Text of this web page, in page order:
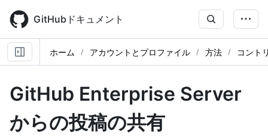
main
content
GitHubドキュメント
ホーム アカウントとプロファイル 方法 コント
GitHub Enterprise Server
からの投稿の共有